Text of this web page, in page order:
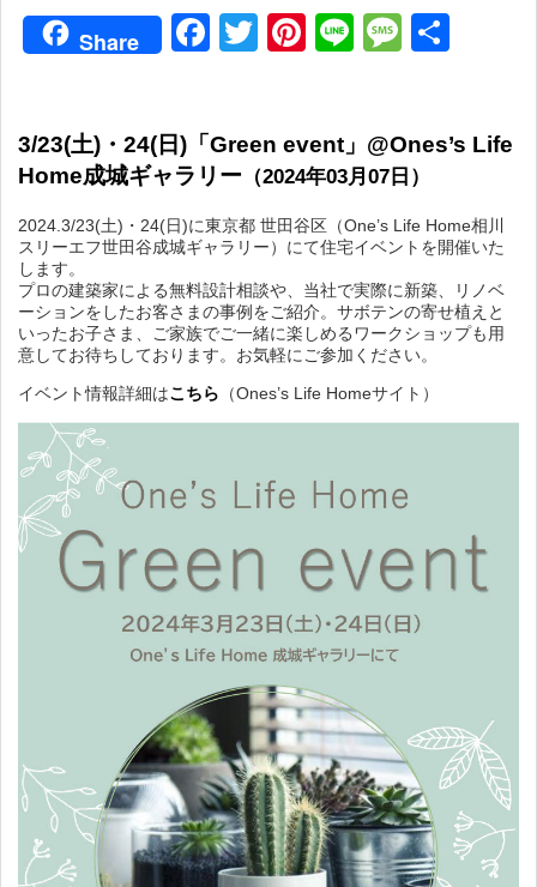
Share Facebook
Twitter
Pinterest
Line
3/23(土)・24(日)「Green event」@Ones’s Life
Home成城ギャラリー （2024年03月07日）
2024.3/23(土)・24(日)に東京都 世田谷区（One’s Life Home相川
スリーエフ世田谷成城ギャラリー）にて住宅イベントを開催いた
します。
プロの建築家による無料設計相談や、当社で実際に新築、リノベ
ーションをしたお客さまの事例をご紹介。サボテンの寄せ植えと
いったお子さま、ご家族でご一緒に楽しめるワークショップも用
意してお待ちしております。お気軽にご参加ください。
イベント情報詳細はこちら （Ones’s Life Homeサイト）